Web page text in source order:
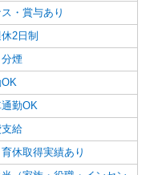
・賞与あり
2日制
煙
勤OK
給
休取得実績あり